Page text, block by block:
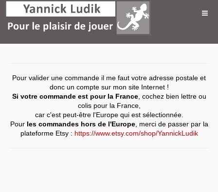
Pour valider une commande il me faut votre adresse postale et
donc un compte sur mon site Internet !
Si votre commande est pour la France, cochez bien lettre ou
colis pour la France,
car c'est peut-être l'Europe qui est sélectionnée.
Pour les commandes hors de l'Europe, merci de passer par la
plateforme Etsy : https://www.etsy.com/shop/YannickLudik